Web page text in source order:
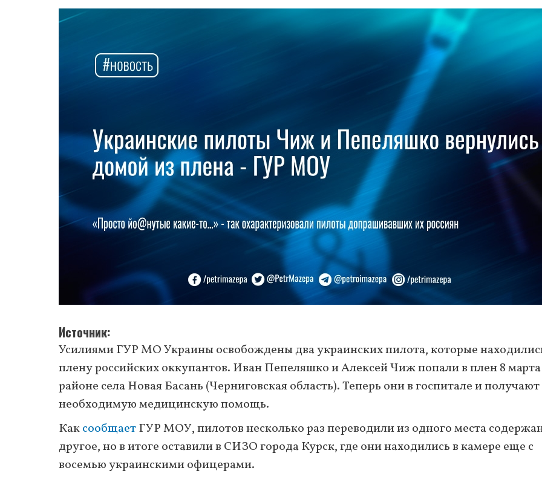
Источник
Усилиями ГУР МО Украины освобождены два украинских пилота, которые
плену российских оккупантов. Иван Пепеляшко и Алексей Чиж попали в плен 8 марта
районе села Новая Басань (Черниговская область). Теперь они в госпитале и
необходимую медицинскую помощь.
КаксообщаетГУР МОУ, пилотов несколько раз переводили из одного места
другое, но в итоге оставили в СИЗО города Курск, где они находились в камере еще с
восемью украинскими офицерами.